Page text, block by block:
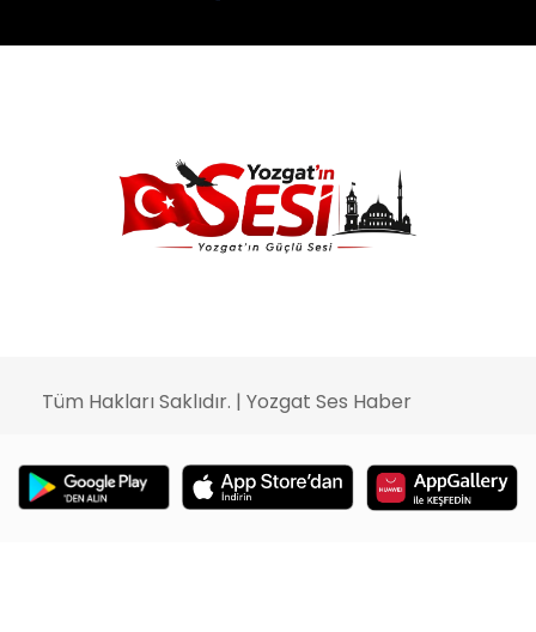
Tüm Hakları Saklıdır. | Yozgat Ses Haber